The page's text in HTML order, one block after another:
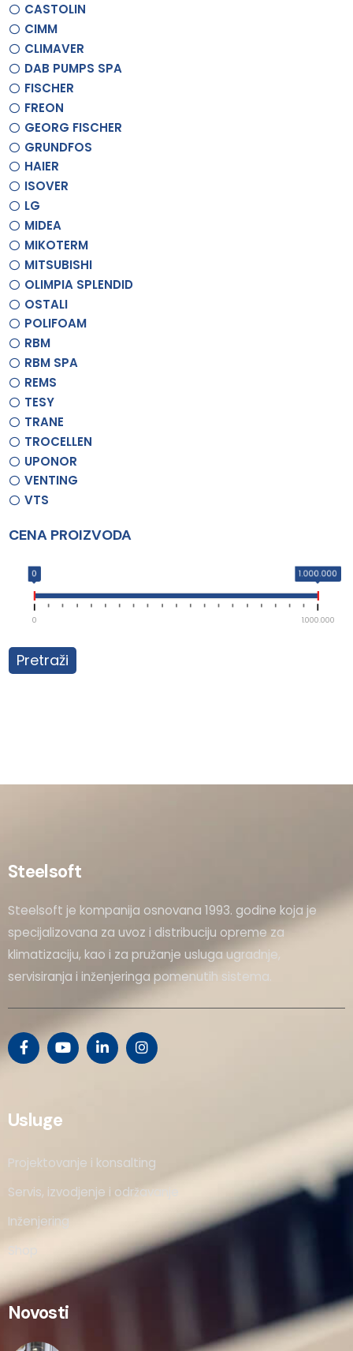
CASTOLIN
CIMM
CLIMAVER
DAB PUMPS SPA
FISCHER
FREON
GEORG FISCHER
GRUNDFOS
HAIER
ISOVER
LG
MIDEA
MIKOTERM
MITSUBISHI
OLIMPIA SPLENDID
OSTALI
POLIFOAM
RBM
RBM SPA
REMS
TESY
TRANE
TROCELLEN
UPONOR
VENTING
VTS
CENA PROIZVODA
0 1.000.000
0 1.000.000
Pretraži
Steelsoft
Steelsoft je kompanija osnovana 1993. godine koja je
specijalizovana za uvoz i distribuciju opreme za
klimatizaciju, kao i za pružanje usluga ugradnje,
servisiranja i inženjeringa pomenutih sistema.
Usluge
Projektovanje i konsalting
Servis, izvodjenje i održavanje
Inženjering
Shop
Novosti